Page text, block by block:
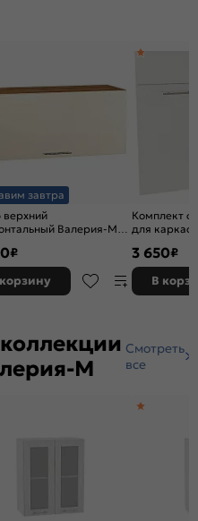
завтра
Валерия-М
₽
Комплект
для
3 650₽
В
М
Смотреть
все